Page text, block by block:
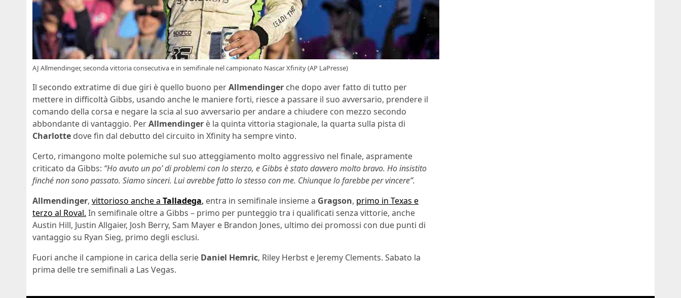
AJ Allmendinger, seconda vittoria consecutiva e in semifinale nel campionato Nascar Xfinity (AP LaPresse)
Il secondo extratime di due giri è quello buono perAllmendinger che dopo aver fatto di tutto per
mettere in difficoltà Gibbs, usando anche le maniere forti, riesce a passare il suo avversario, prendere il
comando della corsa e negare la scia al suo avversario per andare a chiudere con mezzo secondo
abbondante di vantaggio. PerAllmendinger è la quinta vittoria stagionale, la quarta sulla pista di
Charlotte dove fin dal debutto del circuito in Xfinity ha sempre vinto.
Certo, rimangono molte polemiche sul suo atteggiamento molto aggressivo nel finale, aspramente
criticato da Gibbs: “Ho avuto un po’ di problemi con lo sterzo, e Gibbs è stato davvero molto bravo. Ho insistito
finché non sono passato. Siamo sinceri. Lui avrebbe fatto lo stesso con me. Chiunque lo farebbe per vincere”.
Allmendinger, vittorioso anche a Talladega, entra in semifinale insieme a Gragson, primo in Texas e
terzo al Roval. In semifinale oltre a Gibbs – primo per punteggio tra i qualificati senza vittorie, anche
Austin Hill, Justin Allgaier, Josh Berry, Sam Mayer e Brandon Jones, ultimo dei promossi con due punti di
vantaggio su Ryan Sieg, primo degli esclusi.
Fuori anche il campione in carica della serie Daniel Hemric, Riley Herbst e Jeremy Clements. Sabato la
prima delle tre semifinali a Las Vegas.